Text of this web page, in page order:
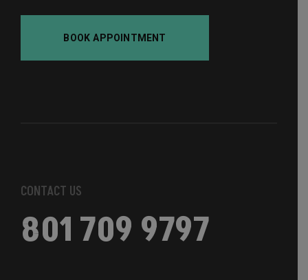
BOOK APPOINTMENT
CONTACT US
801 709 9797